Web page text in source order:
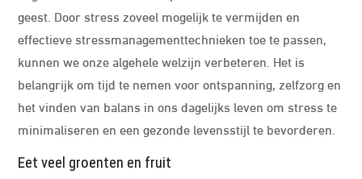
geest. Door stress zoveel mogelijk te vermijden en
effectieve stressmanagementtechnieken toe te passen,
kunnen we onze algehele welzijn verbeteren. Het is
belangrijk om tijd te nemen voor ontspanning, zelfzorg en
het vinden van balans in ons dagelijks leven om stress te
minimaliseren en een gezonde levensstijl te bevorderen.
Eet veel groenten en fruit